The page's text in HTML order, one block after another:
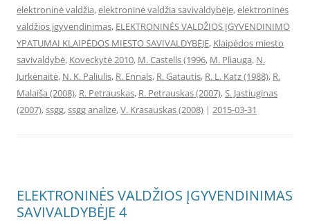
elektroninė valdžia,elektroninė valdžia savivaldybėje,elektroninės
valdžios įgyvendinimas, ELEKTRONINĖS VALDŽIOS ĮGYVENDINIMO
YPATUMAI KLAIPĖDOS MIESTO SAVIVALDYBĖJE, Klaipėdos miesto
savivaldybė, Koveckytė 2010, M. Castells (1996, M. Pliauga, N.
Jurkėnaitė, N. K. Paliulis, R. Ennals, R. Gatautis, R. L. Katz (1988), R.
Malaiša (2008), R. Petrauskas, R. Petrauskas (2007),S. Jastiuginas
(2007),ssgg,ssgg analize,V. Krasauskas (2008) | 2015-03-31
ELEKTRONINĖS VALDŽIOS ĮGYVENDINIMAS
SAVIVALDYBĖJE 4